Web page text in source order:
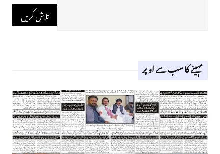
مہینے کا سب سے اوپر